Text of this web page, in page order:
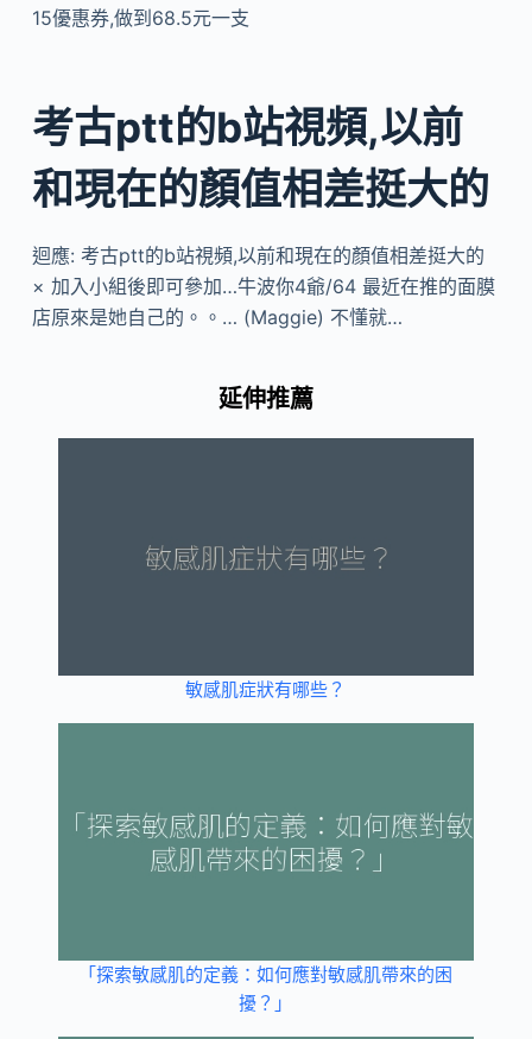
15優惠券,做到68.5元一支
考古ptt的b站視頻,以前
和現在的顏值相差挺大的
迴應: 考古ptt的b站視頻,以前和現在的顏值相差挺大的
× 加入小組後即可參加…牛波你4爺/64 最近在推的面膜
店原來是她自己的。。… (Maggie) 不懂就…
延伸推薦
敏感肌症狀有哪些？
「探索敏感肌的定義：如何應對敏感肌帶來的困
擾？」